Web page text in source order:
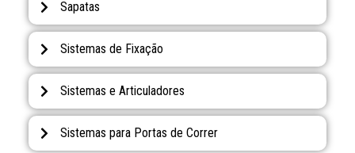
Sapatas
Sistemas de Fixação
Sistemas e Articuladores
Sistemas para Portas de Correr